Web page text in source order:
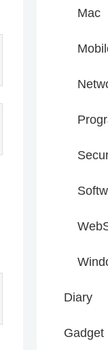
Mac
Diary
Gadget